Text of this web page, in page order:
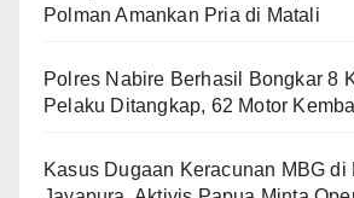
Polman Amankan Pria di Matali
Polres Nabire Berhasil Bongkar 8
Pelaku Ditangkap, 62 Motor
Kasus Dugaan Keracunan MBG di